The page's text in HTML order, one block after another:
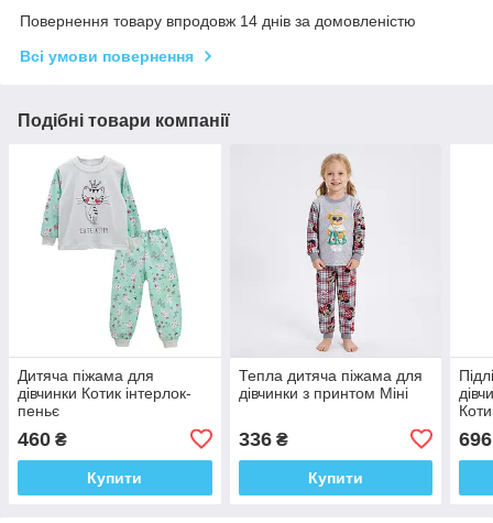
Повернення товару впродовж 14 днів за домовленістю
Всі умови повернення
Подібні товари компанії
Дитяча піжама для
дівчинки Котик інтерлок-
пеньє
460 ₴
Купити
Тепла дитяча піжама для
дівчинки з принтом Міні
336₴
Купити
696